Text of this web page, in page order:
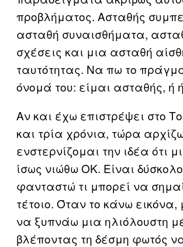
προβλήματος. Ασταθής
ασταθή συναισθήματα,
σχέσεις και μια ασταθή
ταυτότητας. Να πω το
όνομά του: είμαι ασταθής, ή
Αν και έχω επιστρέψει στο
και τρία χρόνια, τώρα
ενστερνίζομαι την ιδέα ότι
ίσως νιώθω ΟΚ. Είναι
φανταστώ τι μπορεί να
τέτοιο. Όταν το κάνω
να ξυπνάω μια ηλιόλουστη
βλέποντας τη δέσμη φωτός